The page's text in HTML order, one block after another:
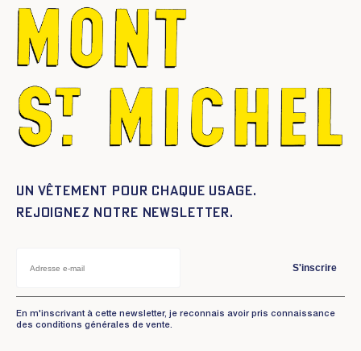
Un vêtement pour chaque usage.
Rejoignez notre newsletter.
S'inscrire
En m'inscrivant à cette newsletter, je reconnais avoir pris connaissance
des conditions générales de vente.